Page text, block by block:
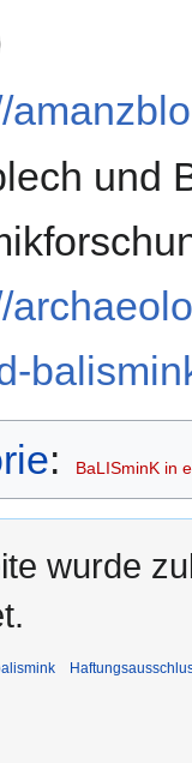
und
: BaLISminK in
wurde